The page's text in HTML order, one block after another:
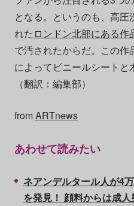
となる。というのも、高
れた ロンドン北部にある作
で汚されたからだ。この
によってビニールシートと
（翻訳：編集部）
fromARTnews
あわせて読みたい
ネアンデルタール人が4
を発見！ 顔料からは成